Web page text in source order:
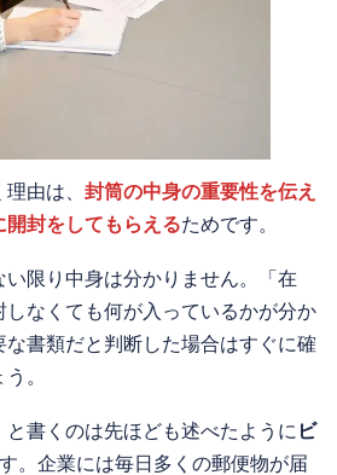
由は、 封筒の中身の重要性を伝え
封をしてもらえるためです。
限り中身は分かりません。「在
なくても何が入っているかが分か
な書類だと判断した場合はすぐに確
。
と書くのは先ほども述べたように ビ
。企業には毎日多くの郵便物が届